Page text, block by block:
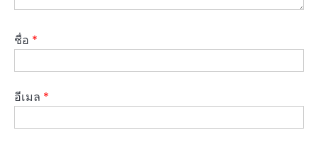
ชื่อ *
อีเมล *